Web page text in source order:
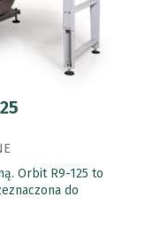
Orbit R9-125 to
do